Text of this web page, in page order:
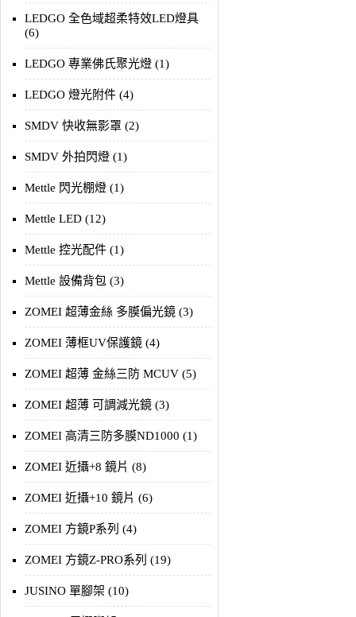
LEDGO 全色域超柔特效LED燈具
(6)
LEDGO 專業佛氏聚光燈 (1)
LEDGO 燈光附件 (4)
SMDV 快收無影罩 (2)
SMDV 外拍閃燈 (1)
Mettle 閃光棚燈 (1)
Mettle LED (12)
Mettle 控光配件 (1)
Mettle 設備背包 (3)
ZOMEI 超薄金絲 多膜偏光鏡 (3)
ZOMEI 薄框UV保護鏡 (4)
ZOMEI 超薄 金絲三防 MCUV (5)
ZOMEI 超薄 可調減光鏡 (3)
ZOMEI 高清三防多膜ND1000 (1)
ZOMEI 近攝+8 鏡片 (8)
ZOMEI 近攝+10 鏡片 (6)
ZOMEI 方鏡P系列 (4)
ZOMEI 方鏡Z-PRO系列 (19)
JUSINO 單腳架 (10)